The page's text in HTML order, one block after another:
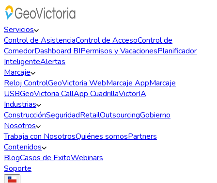
Servicios
Control de AsistenciaControl de AccesoControl de
ComedorDashboard BIPermisos y VacacionesPlanificador
InteligenteAlertas
Marcaje
Reloj ControlGeoVictoria WebMarcaje AppMarcaje
USBGeoVictoria CallApp CuadrillaVictorIA
Industrias
ConstrucciónSeguridadRetailOutsourcingGobierno
Nosotros
Trabaja con NosotrosQuiénes somosPartners
Contenidos
BlogCasos de ExitoWebinars
Soporte